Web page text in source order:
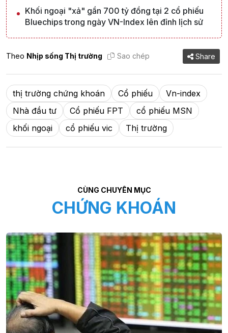
Khối ngoại "xả" gần 700 tỷ đồng tại 2 cổ phiếu
Bluechips trong ngày VN-Index lên đỉnh lịch sử
Theo Nhịp sống Thị trường Sao chép Share
thị trường chứng khoán Cổ phiếu
Vn-index
Nhà đầu tư
Cổ phiếu FPT
cổ phiếu MSN
khối ngoại
cổ phiếu vic Thị trường
CÙNG CHUYÊN MỤC
CHỨNG KHOÁN